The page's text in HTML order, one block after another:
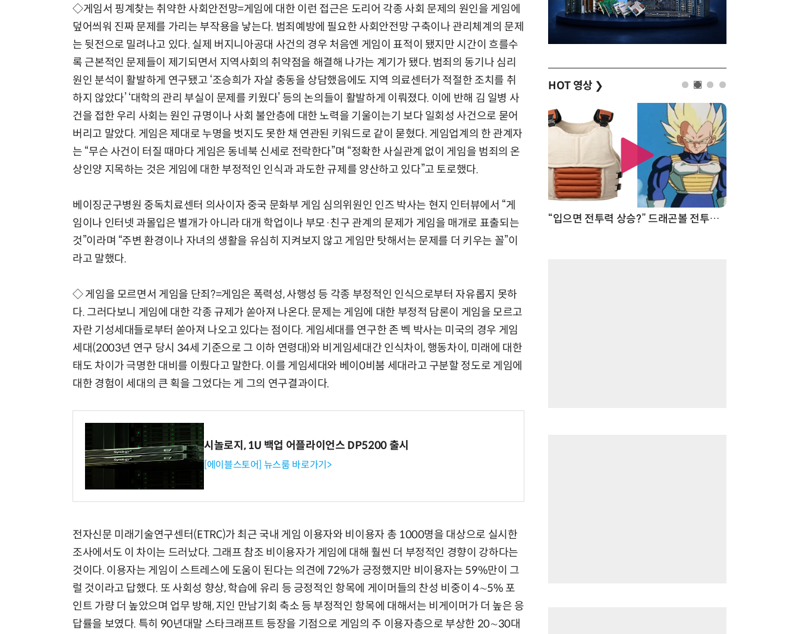
◇게임서 핑계찾는 취약한 사회안전망=게임에 대한 이런 접근은 도리어 각종 사회 문제의 원인을 게임에
덮어씌워 진짜 문제를 가리는 부작용을 낳는다. 범죄예방에 필요한 사회안전망 구축이나 관리체계의 문제
는 뒷전으로 밀려나고 있다. 실제 버지니아공대 사건의 경우 처음엔 게임이 표적이 됐지만 시간이 흐를수
록 근본적인 문제들이 제기되면서 지역사회의 취약점을 해결해 나가는 계기가 됐다. 범죄의 동기나 심리
원인 분석이 활발하게 연구됐고 ‘조승희가 자살 충동을 상담했음에도 지역 의료센터가 적절한 조치를 취
하지 않았다’ ‘대학의 관리 부실이 문제를 키웠다’ 등의 논의들이 활발하게 이뤄졌다. 이에 반해 김 일병 사
건을 접한 우리 사회는 원인 규명이나 사회 불안층에 대한 노력을 기울이는기 보다 일회성 사건으로 묻어
버리고 말았다. 게임은 제대로 누명을 벗지도 못한 채 연관된 키워드로 같이 묻혔다. 게임업계의 한 관계자
는 “무슨 사건이 터질 때마다 게임은 동네북 신세로 전락한다”며 “정확한 사실관계 없이 게임을 범죄의 온
상인양 지목하는 것은 게임에 대한 부정적인 인식과 과도한 규제를 양산하고 있다”고 토로했다.
베이징군구병원 중독치료센터 의사이자 중국 문화부 게임 심의위원인 인즈 박사는 현지 인터뷰에서 “게
임이나 인터넷 과몰입은 별개가 아니라 대개 학업이나 부모·친구 관계의 문제가 게임을 매개로 표출되는
것”이라며 “주변 환경이나 자녀의 생활을 유심히 지켜보지 않고 게임만 탓해서는 문제를 더 키우는 꼴”이
라고 말했다.
◇ 게임을 모르면서 게임을 단죄?=게임은 폭력성, 사행성 등 각종 부정적인 인식으로부터 자유롭지 못하
다. 그러다보니 게임에 대한 각종 규제가 쏟아져 나온다. 문제는 게임에 대한 부정적 담론이 게임을 모르고
자란 기성세대들로부터 쏟아져 나오고 있다는 점이다. 게임세대를 연구한 존 벡 박사는 미국의 경우 게임
세대(2003년 연구 당시 34세 기준으로 그 이하 연령대)와 비게임세대간 인식차이, 행동차이, 미래에 대한
태도 차이가 극명한 대비를 이뤘다고 말한다. 이를 게임세대와 베이0비붐 세대라고 구분할 정도로 게임에
대한 경험이 세대의 큰 획을 그었다는 게 그의 연구결과이다.
시놀로지, 1U 백업 어플라이언스 DP5200 출시
[에이블스토어] 뉴스룸 바로가기>
전자신문 미래기술연구센터(ETRC)가 최근 국내 게임 이용자와 비이용자 총 1000명을 대상으로 실시한
조사에서도 이 차이는 드러났다. 그래프 참조 비이용자가 게임에 대해 훨씬 더 부정적인 경향이 강하다는
것이다. 이용자는 게임이 스트레스에 도움이 된다는 의견에 72%가 긍정했지만 비이용자는 59%만이 그
럴 것이라고 답했다. 또 사회성 향상, 학습에 유리 등 긍정적인 항목에 게이머들의 찬성 비중이 4∼5% 포
인트 가량 더 높았으며 업무 방해, 지인 만남기회 축소 등 부정적인 항목에 대해서는 비게이머가 더 높은 응
답률을 보였다. 특히 90년대말 스타크래프트 등장을 기점으로 게임의 주 이용자층으로 부상한 20∼30대
HOT 영상 ❯
“계속 쫓아왔다”…도망치던 우크라 민간인 공격한 러 자폭 드론 “입으면 전투력 상승?” 드래곤볼 전투복 닮은 중량조끼